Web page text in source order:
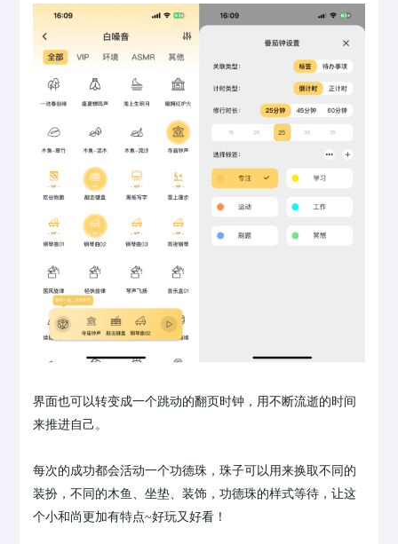
界面也可以转变成一个跳动的翻页时钟，用不断流逝的时间
来推进自己。
每次的成功都会活动一个功德珠，珠子可以用来换取不同的
装扮，不同的木鱼、坐垫、装饰，功德珠的样式等待，让这
个小和尚更加有特点~好玩又好看！